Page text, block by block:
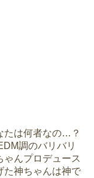
たは何者なの…？
調のバリバリ
ゃんプロデュース
た神ちゃんは神で